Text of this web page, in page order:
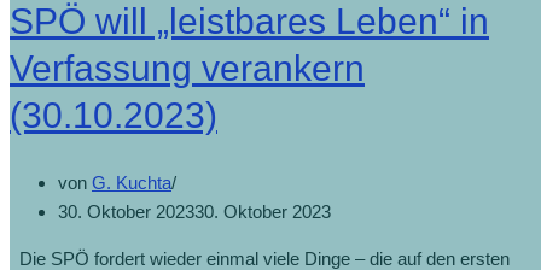
SPÖ will „leistbares Leben“ in
Verfassung verankern
(30.10.2023)
von G. Kuchta
30. Oktober 202330. Oktober 2023
Die SPÖ fordert wieder einmal viele Dinge – die auf den ersten